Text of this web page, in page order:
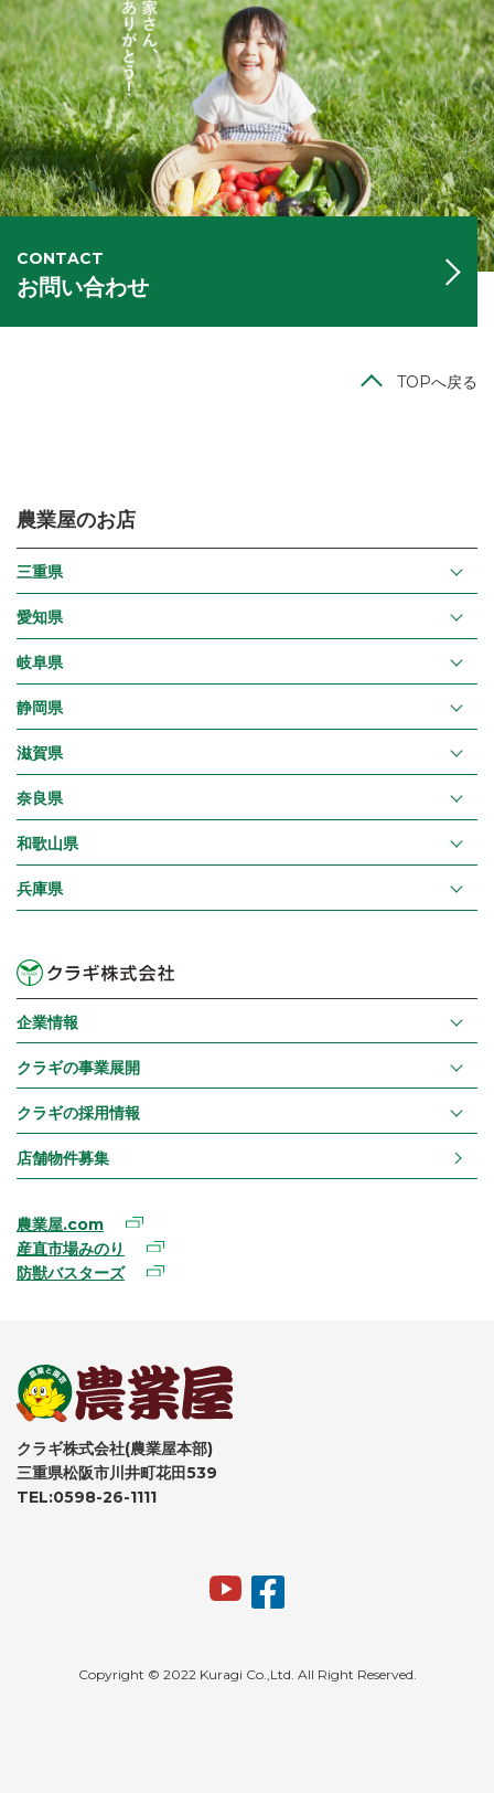
CONTACT
お問い合わせ
TOPへ戻る
農業屋のお店
三重県
愛知県
岐阜県
静岡県
滋賀県
奈良県
和歌山県
兵庫県
企業情報
クラギの事業展開
クラギの採用情報
店舗物件募集
農業屋.com
産直市場みのり
防獣バスターズ
クラギ株式会社(農業屋本部)
三重県松阪市川井町花田539
TEL:0598-26-1111
Copyright © 2022 Kuragi Co.,Ltd. All Right Reserved.